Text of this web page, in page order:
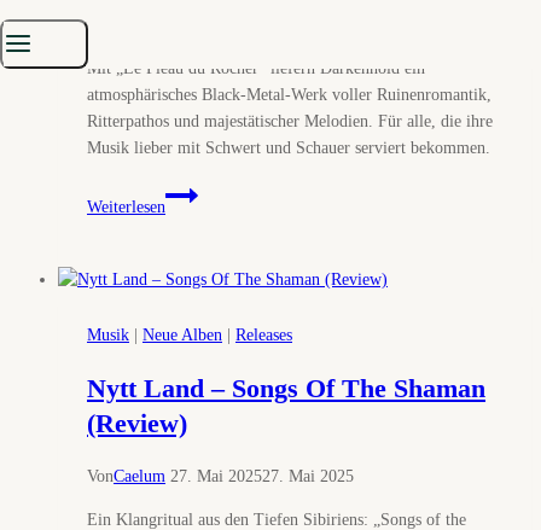
Von
Mit „Le Fléau du Rocher“ liefern Darkenhöld ein
atmosphärisches Black-Metal-Werk voller Ruinenromantik,
Ritterpathos und majestätischer Melodien. Für alle, die ihre
Musik lieber mit Schwert und Schauer serviert bekommen.
Weiterlesen
Darkenhöld
–
Fléau
(Review)
Musik | Neue Alben | Releases
Nytt Land – Songs Of The Shaman
(Review)
VonCaelum 27. Mai 202527. Mai 2025
Ein Klangritual aus den Tiefen Sibiriens: „Songs of the